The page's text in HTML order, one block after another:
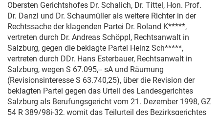
Obersten Gerichtshofes Dr. Schalich, Dr. Tittel, Hon. Prof.
Dr. Danzl und Dr. Schaumüller als weitere Richter in der
Rechtssache der klagenden Partei Dr. Roland K*****,
vertreten durch Dr. Andreas Schöppl, Rechtsanwalt in
Salzburg, gegen die beklagte Partei Heinz Sch*****,
vertreten durch DDr. Hans Esterbauer, Rechtsanwalt in
Salzburg, wegen S 67.095,-- sA und Räumung
(Revisionsinteresse S 63.740,25), über die Revision der
beklagten Partei gegen das Urteil des Landesgerichtes
Salzburg als Berufungsgericht vom 21. Dezember 1998, GZ
54 R 389/98i-32, womit das Teilurteil des Bezirksgerichtes